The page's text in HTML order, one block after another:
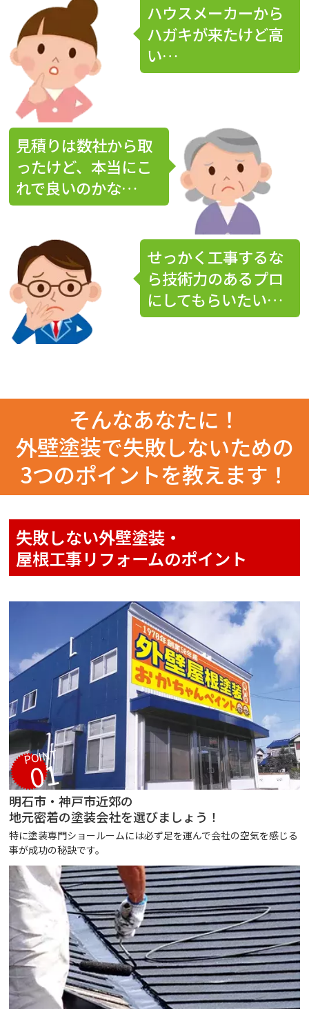
ハウスメーカーから
ハガキが来たけど高
い…
見積りは数社から取
ったけど、本当にこ
れで良いのかな…
せっかく工事するな
ら技術力のあるプロ
にしてもらいたい…
そんなあなたに！
外壁塗装で失敗しないための
3つのポイントを教えます！
失敗しない外壁塗装・
屋根工事リフォームのポイント
POINT
01
明石市・神戸市近郊の
地元密着の塗装会社を選びましょう！
特に塗装専門ショールームには必ず足を運んで会社の空気を感じる
事が成功の秘訣です。